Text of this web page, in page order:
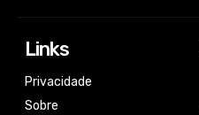
Links
Privacidade
Sobre